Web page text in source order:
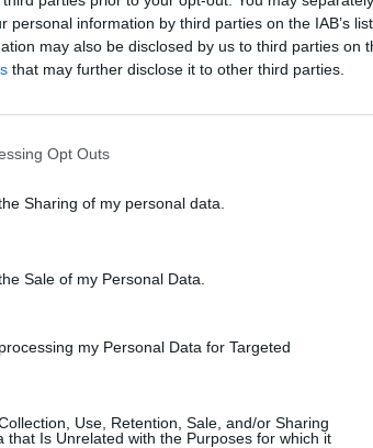
personal information by third parties on the IAB’s
may also be disclosed by us to third parties on
that may further disclose it to other third parties.
Opt Outs
Sharing of my personal data.
Sale of my Personal Data.
my Personal Data for Targeted
Use, Retention, Sale, and/or Sharing
that Is Unrelated with the Purposes for which it